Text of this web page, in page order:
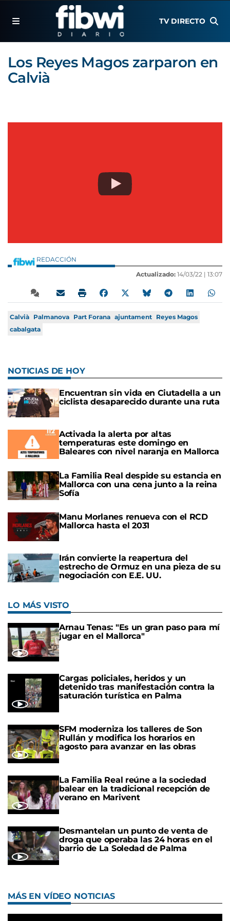
TV DIRECTO
Los Reyes Magos zarparon en
Calvià
REDACCIÓN
Actualizado: 14/03/22 | 13:07
Calvià Palmanova Part Forana ajuntament Reyes Magos
cabalgata
NOTICIAS DE HOY
Encuentran sin vida en Ciutadella a un
ciclista desaparecido durante una ruta
Activada la alerta por altas
temperaturas este domingo en
Baleares con nivel naranja en Mallorca
La Familia Real despide su estancia en
Mallorca con una cena junto a la reina
Sofía
Manu Morlanes renueva con el RCD
Mallorca hasta el 2031
Irán convierte la reapertura del
estrecho de Ormuz en una pieza de su
negociación con E.E. UU.
LO MÁS VISTO
Arnau Tenas: "Es un gran paso para mí
jugar en el Mallorca"
Cargas policiales, heridos y un
detenido tras manifestación contra la
saturación turística en Palma
SFM moderniza los talleres de Son
Rullán y modifica los horarios en
agosto para avanzar en las obras
La Familia Real reúne a la sociedad
balear en la tradicional recepción de
verano en Marivent
Desmantelan un punto de venta de
droga que operaba las 24 horas en el
barrio de La Soledad de Palma
MÁS EN VÍDEO NOTICIAS